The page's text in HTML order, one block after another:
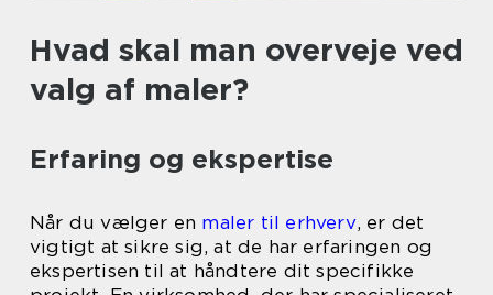
Hvad skal man overveje ved
valg af maler?
Erfaring og ekspertise
Når du vælger en maler til erhverv, er det
vigtigt at sikre sig, at de har erfaringen og
ekspertisen til at håndtere dit specifikke